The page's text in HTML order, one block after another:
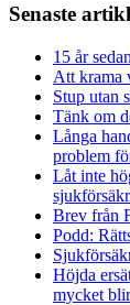
Senaste
15 år
Att krama
Stup utan
Tänk om
Långa
problem
Låt inte
Brev från
Podd:
Höjda
mycket